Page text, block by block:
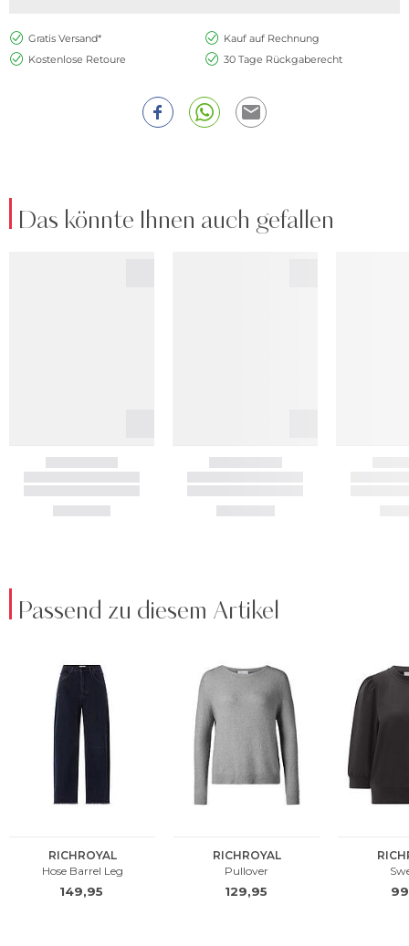
Gratis Versand*
Kauf auf Rechnung
Kostenlose Retoure
30 Tage Rückgaberecht
Das könnte Ihnen auch gefallen
Passend zu diesem Artikel